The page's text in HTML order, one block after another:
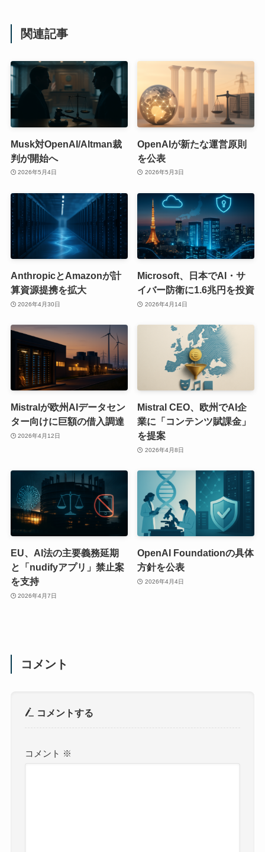
関連記事
Musk対OpenAI/Altman裁
判が開始へ
2026年5月4日
OpenAIが新たな運営原則
を公表
2026年5月3日
AnthropicとAmazonが計
算資源提携を拡大
2026年4月30日
Microsoft、日本でAI・サ
イバー防衛に1.6兆円を投資
2026年4月14日
Mistralが欧州AIデータセン
ター向けに巨額の借入調達
2026年4月12日
Mistral CEO、欧州でAI企
業に「コンテンツ賦課金」
を提案
2026年4月8日
EU、AI法の主要義務延期
と「nudifyアプリ」禁止案
を支持
2026年4月7日
OpenAI Foundationの具体
方針を公表
2026年4月4日
コメント
コメントする
コメント ※